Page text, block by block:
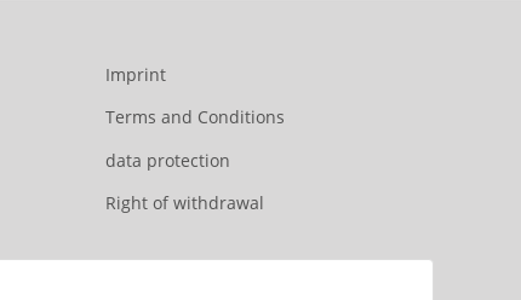
Imprint
Terms and Conditions
data protection
Right of withdrawal